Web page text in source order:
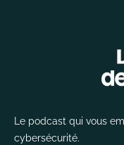
Le podcast qui vous
cybersécurité.